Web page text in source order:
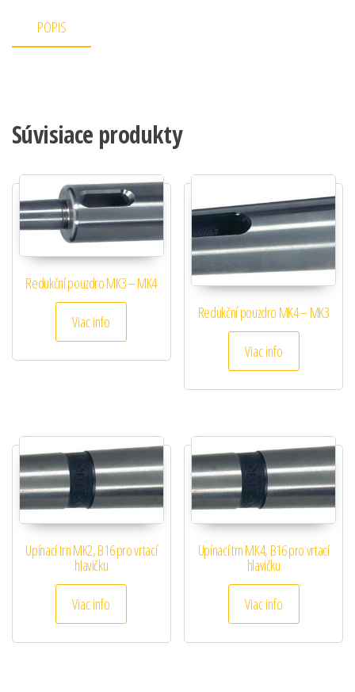
POPIS
Súvisiace produkty
Redukční pouzdro MK3 – MK4
Viac info Redukční pouzdro MK4 – MK3
Viac info
Upínací trn MK2, B16 pro vrtací
hlavičku
Viac info
Upínací trn MK4, B16 pro vrtací
hlavičku
Viac info